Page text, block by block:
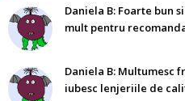
Daniela B: Foarte bun
mult pentru
Daniela B: Multumesc
iubesc lenjeriile de